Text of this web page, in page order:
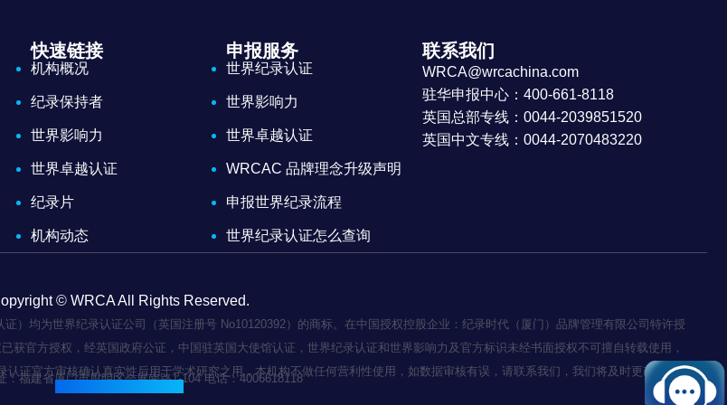
快速链接
机构概况
纪录保持者
世界影响力
世界卓越认证
纪录片
机构动态
申报服务
世界纪录认证
世界影响力
世界卓越认证
WRCAC 品牌理念升级声明
申报世界纪录流程
世界纪录认证怎么查询
联系我们
WRCA@wrcachina.com
驻华申报中心：400-661-8118
英国总部专线：0044-2039851520
英国中文专线：0044-2070483220
© WRCA All Rights Reserved.
）均为世界纪录认证公司（英国注册号 No10120392）的商标。在中国授权控股企业：纪录时代（厦门）品牌管理有限公司特许授
官方授权，经英国政府公证，中国驻英国大使馆认证，世界纪录认证和世界影响力及官方标识未经书面授权不可擅自转载使用，
证官方审核确认真实性后用于学术研究之用，本机构不做任何营利性使用，如数据审核有误，请联系我们，我们将及时更改。
：福建省厦门市思明区会展南路1-104 电话：4006618118